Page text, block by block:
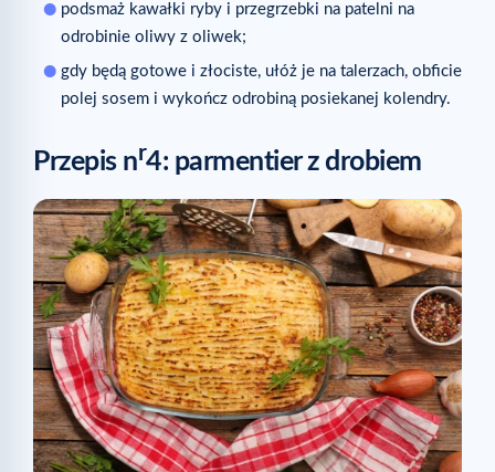
podsmaż kawałki ryby i przegrzebki na patelni na
odrobinie oliwy z oliwek;
gdy będą gotowe i złociste, ułóż je na talerzach, obficie
polej sosem i wykończ odrobiną posiekanej kolendry.
Przepis nr4: parmentier z drobiem